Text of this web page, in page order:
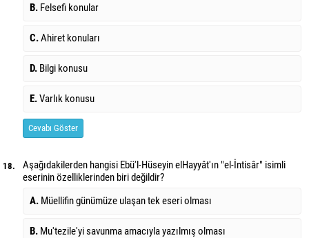
B. Felsefi konular
C.Ahiret konuları
D. Bilgi konusu
E.Varlık konusu
Cevabı Göster
18.
Aşağıdakilerden hangisi Ebü'l-Hüseyin elHayyât'ın "el-İntisâr" isimli
eserinin özelliklerinden biri değildir?
A. Müellifin günümüze ulaşan tek eseri olması
B. Mu'tezile'yi savunma amacıyla yazılmış olması